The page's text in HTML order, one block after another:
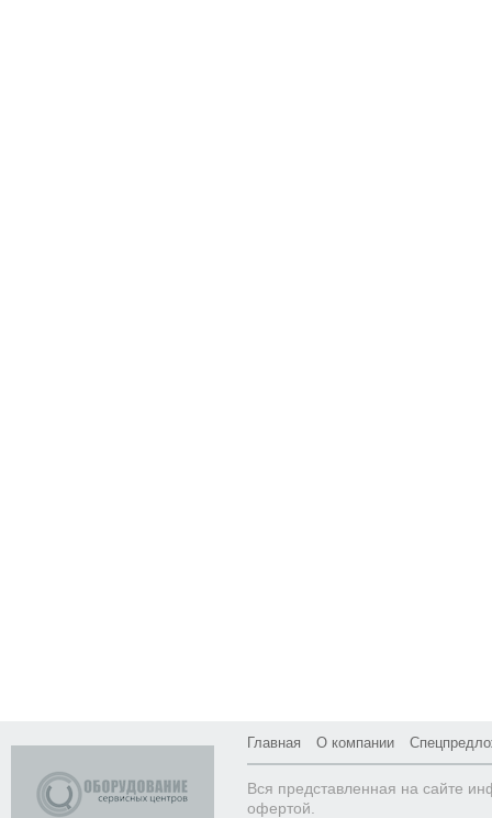
Главная О компании
Вся представленная на сайте
офертой.